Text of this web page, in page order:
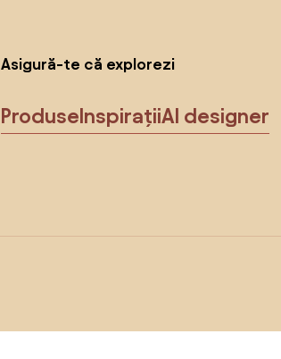
Asigură-te că explorezi
Produse InspirațiiAI designer